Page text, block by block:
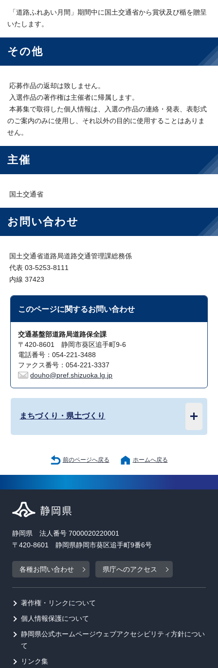
「道路ふれあい月間」期間中に国土交通省から賞状及び楯を贈呈
いたします。
その他
応募作品の返却は致しません。
入選作品の著作権は主催者に帰属します。
本募集で取得した個人情報は、入選の作品の連絡・発表、表彰式
のご案内のみに使用し、それ以外の目的に使用することはありま
せん。
主催
国土交通省
お問い合わせ
国土交通省道路局道路交通管理課総務係
代表 03-5253-8111
内線 37423
このページに関するお問い合わせ
交通基盤部道路局道路保全課
〒420-8601 静岡市葵区追手町9-6
電話番号：054-221-3488
ファクス番号：054-221-3337
douho@pref.shizuoka.lg.jp
まちづくり・県土づくり
前のページへ戻る ホームへ戻る
静岡県 法人番号 7000020220001
〒420-8601 静岡県静岡市葵区追手町9番6号
各種お問い合わせ 県庁へのアクセス
著作権・リンクについて
個人情報保護について
静岡県公式ホームページウェブアクセシビリティ方針につい
て
リンク集